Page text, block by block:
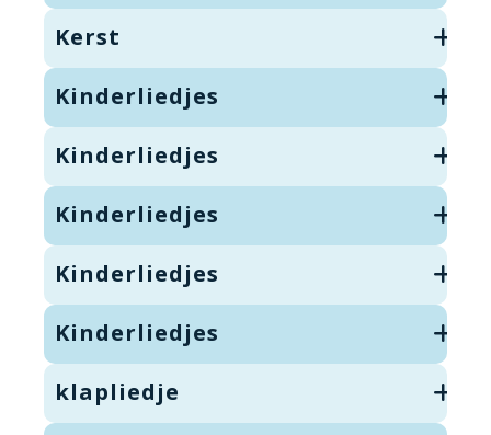
Kerst
Kinderliedjes
Kinderliedjes
Kinderliedjes
Kinderliedjes
Kinderliedjes
klapliedje